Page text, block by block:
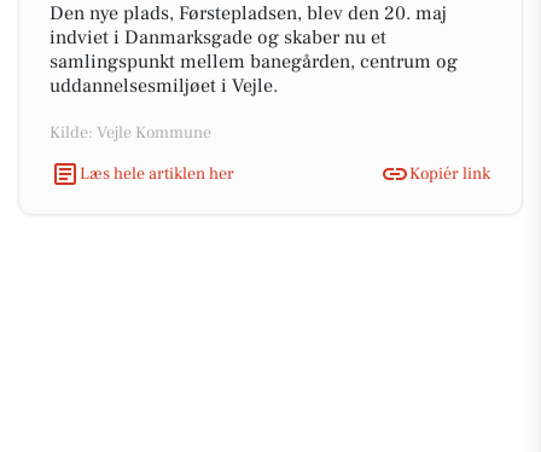
Den nye plads, Førstepladsen, blev den 20. maj
indviet i Danmarksgade og skaber nu et
samlingspunkt mellem banegården, centrum og
uddannelsesmiljøet i Vejle.
Kilde: Vejle Kommune
Læs hele artiklen her
Kopiér link